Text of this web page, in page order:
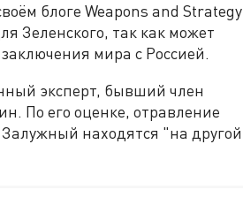
блоге Weapons and Strategy
Зеленского, так как может
мира с Россией.
эксперт, бывший член
По его оценке, отравление
находятся "на другой